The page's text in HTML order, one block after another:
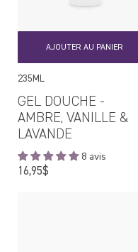
AJOUTER AU PANIER
235ML
GEL DOUCHE -
AMBRE, VANILLE &
LAVANDE
8 avis
16,95$Prix